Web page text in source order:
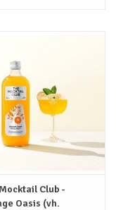
Club -
Oasis (vh.